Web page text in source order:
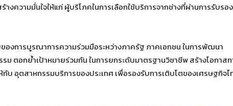
างความมั่นใจให้แก่ ผู้บริโภคในการเลือกใช้บริการจากช่างที่ผ่านการรับรอง
องการบูรณาการความร่วมมือระหว่างภาครัฐ ภาคเอกชน ในการพัฒนา
ม ตอกย้ำเป้าหมายร่วมกัน ในการยกระดับมาตรฐานวิชาชีพ สร้างโอกาส
กับ อุตสาหกรรมบริการของประเทศ เพื่อรองรับการเติบโตของเศรษฐกิจไ